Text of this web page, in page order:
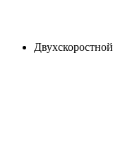
Двухскоростной